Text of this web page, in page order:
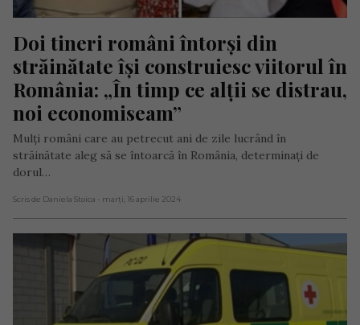
Doi tineri români întorși din
străinătate își construiesc viitorul în
România: „În timp ce alții se distrau,
noi economiseam”
Mulți români care au petrecut ani de zile lucrând în
străinătate aleg să se întoarcă în România, determinați de
dorul…
Scris de Daniela Stoica - marți, 16 aprilie 2024